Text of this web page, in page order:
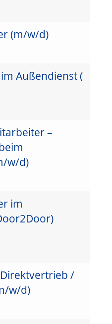
(m/w/d)
Außendienst (
–
w/d)
im
/
w/d)